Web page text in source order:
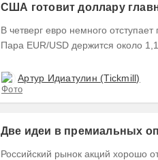
США готовит доллару
В четверг евро немного отступает
Пара EUR/USD держится около
Артур Идиатулин (Tickmill)
Две идеи в премиальных
Российский рынок акций хорошо